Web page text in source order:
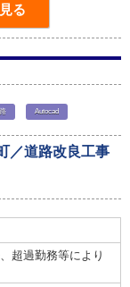
る
Autocad
／道路改良工事
超過勤務等により